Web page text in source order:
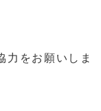
をお願いしま